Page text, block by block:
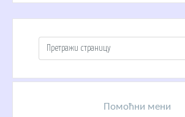
Помоћни мени